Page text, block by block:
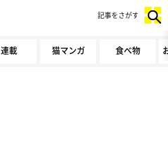
連載 猫マンガ 食べ物
記事をさがす